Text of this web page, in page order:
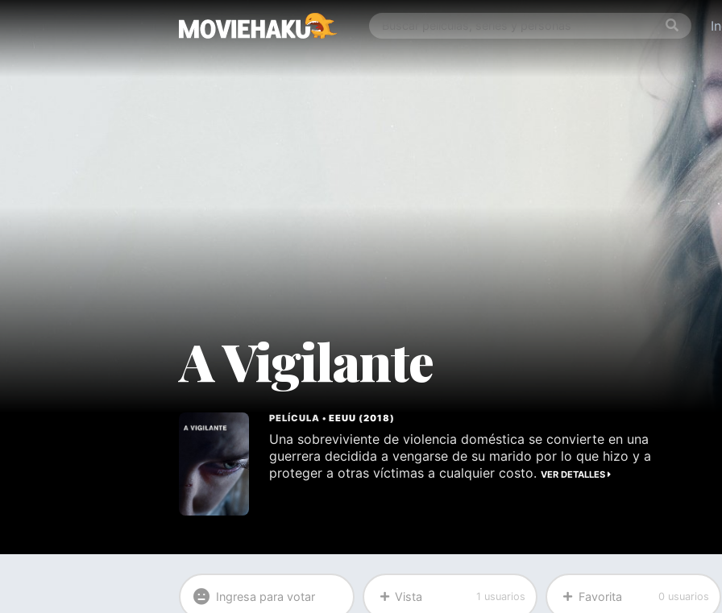
A Vigilante
PELÍCULA •EEUU (2018)
Una sobreviviente de violencia doméstica se convierte en una
guerrera decidida a vengarse de su marido por lo que hizo y a
proteger a otras víctimas a cualquier costo.VER DETALLES
Ingresa para votar Vista 1 usuarios Favorita 0 usuarios